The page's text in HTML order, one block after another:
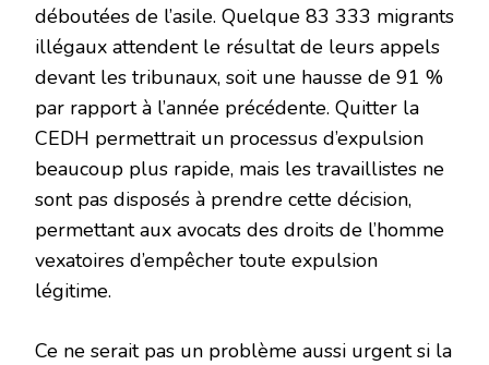
déboutées de l’asile. Quelque 83 333 migrants
illégaux attendent le résultat de leurs appels
devant les tribunaux, soit une hausse de 91 %
par rapport à l’année précédente. Quitter la
CEDH permettrait un processus d’expulsion
beaucoup plus rapide, mais les travaillistes ne
sont pas disposés à prendre cette décision,
permettant aux avocats des droits de l’homme
vexatoires d’empêcher toute expulsion
légitime.
Ce ne serait pas un problème aussi urgent si la